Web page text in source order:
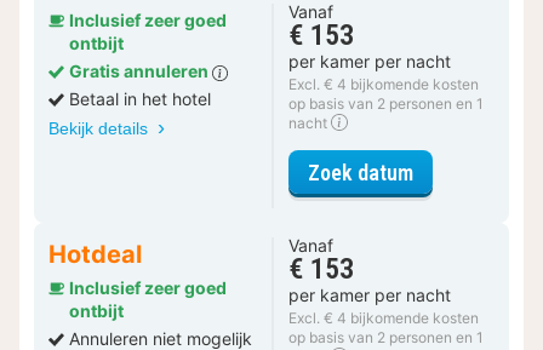
Inclusief zeer goed
ontbijt
Gratis annuleren
Betaal in het hotel
Bekijk details
Vanaf
€ 153
per kamer per nacht
Excl. € 4 bijkomende kosten
op basis van 2 personen en 1
nacht
Zoek datumvoor
Hotdeal
Inclusief zeer goed
ontbijt
Annuleren niet mogelijk
Vanaf
€ 153
per kamer per nacht
Excl. € 4 bijkomende kosten
op basis van 2 personen en 1